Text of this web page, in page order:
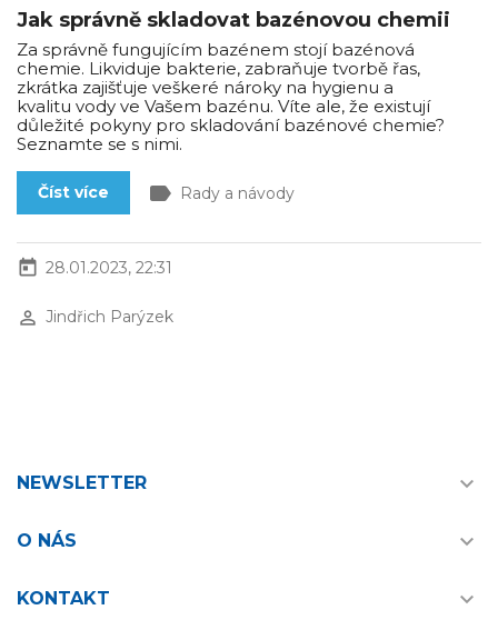
Jak správně skladovat bazénovou chemii
Za správně fungujícím bazénem stojí bazénová
chemie. Likviduje bakterie, zabraňuje tvorbě řas,
zkrátka zajišťuje veškeré nároky na hygienu a
kvalitu vody ve Vašem bazénu. Víte ale, že existují
důležité pokyny pro skladování bazénové chemie?
Seznamte se s nimi.
Číst více label Rady a návody
today 28.01.2023, 22:31
perm_identity Jindřich Parýzek
NEWSLETTER 
O NÁS 
KONTAKT 